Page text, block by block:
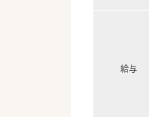
給与